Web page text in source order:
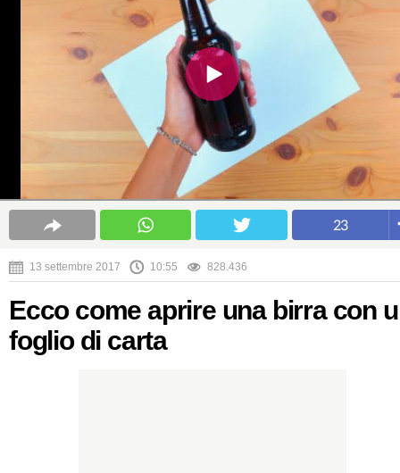
23
13 settembre 2017 10:55 828.436
Ecco come aprire una birra con
foglio di carta